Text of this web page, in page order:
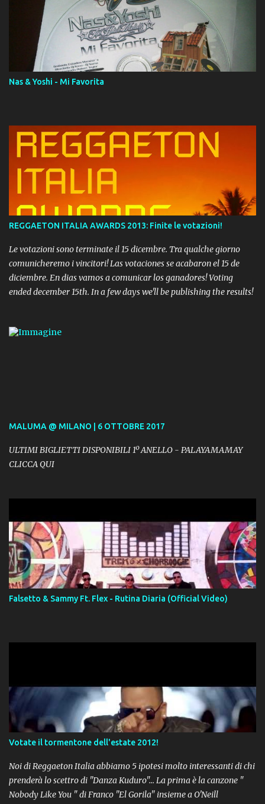
Album proposto al massimo della qualità in formato iTunes Plus
AAC M4A; comprato su iTunes e a disposizione vostra per il
download. REGGAETON ITALIA Nosotros Somos Los Del
Momento!
Nas & Yoshi - Mi Favorita
REGGAETON ITALIA AWARDS 2013: Finite le votazioni!
Le votazioni sono terminate il 15 dicembre. Tra qualche giorno
comunicheremo i vincitori! Las votaciones se acabaron el 15 de
diciembre. En dias vamos a comunicar los ganadores! Voting
ended december 15th. In a few days we'll be publishing the results!
MALUMA @ MILANO | 6 OTTOBRE 2017
ULTIMI BIGLIETTI DISPONIBILI 1º ANELLO - PALAYAMAMAY
CLICCA QUI
Falsetto & Sammy Ft. Flex - Rutina Diaria (Official Video)
Votate il tormentone dell'estate 2012!
Noi di Reggaeton Italia abbiamo 5 ipotesi molto interessanti di chi
prenderà lo scettro di "Danza Kuduro"... La prima è la canzone "
Nobody Like You " di Franco "El Gorila" insieme a O'Neill